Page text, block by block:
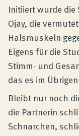
Initiiert wurde
Ojay, die
Halsmuskeln
Eigens für die
Stimm- und
das es im
Bleibt nur noch
die Partnerin
Schnarchen,